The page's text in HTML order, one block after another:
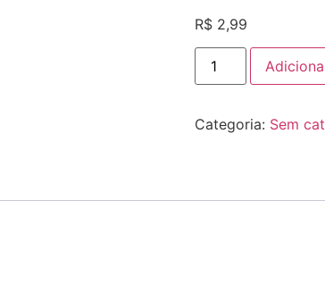
R$2,99
Categoria: Sem